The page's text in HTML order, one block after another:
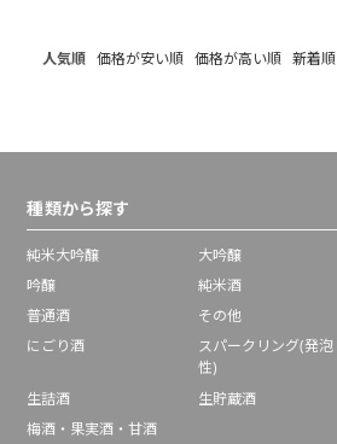
人気順 価格が安い順 価格が高い順 新着順
種類から探す
純米大吟醸 大吟醸
吟醸
純米酒
普通酒
その他
にごり酒
スパークリング(発泡
性)
生詰酒 生貯蔵酒
梅酒・果実酒・甘酒